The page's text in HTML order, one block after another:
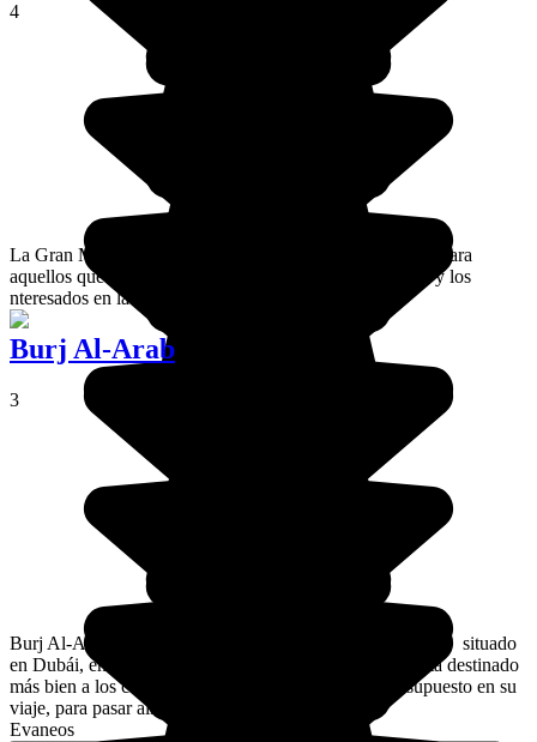
4
La Gran Mezquita de Dubai es una visita imprescindible para
aquellos que deseen descubrir la arquitectura tradicional y los
nteresados ​​en la historia y la religión.
Burj Al-Arab
3
Burj Al-Arab es uno de los hoteles más lujosos del mundo, situado
en Dubái, en los Emiratos Árabes Unidos. Este lugar está destinado
más bien a los curiosos que cuenten con un buen presupuesto en su
viaje, para pasar allí una noche o una tarde.
Evaneos